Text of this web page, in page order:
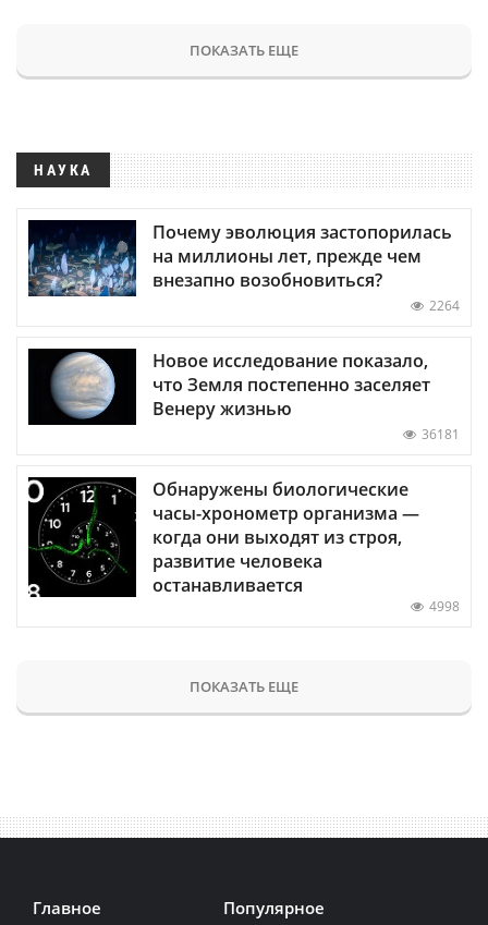
ПОКАЗАТЬ ЕЩЕ
НАУКА
Почему эволюция застопорилась
на миллионы лет, прежде чем
внезапно возобновиться?
2264
Новое исследование показало,
что Земля постепенно заселяет
Венеру жизнью
36181
Обнаружены биологические
часы-хронометр организма —
когда они выходят из строя,
развитие человека
останавливается
4998
ПОКАЗАТЬ ЕЩЕ
Главное Популярное